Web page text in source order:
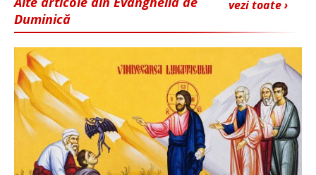
vezi toate ›
Duminică